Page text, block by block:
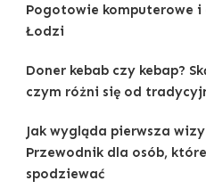
Pogotowie komputerowe i
Łodzi
Doner kebab czy kebap?
czym różni się od
Jak wygląda pierwsza
Przewodnik dla osób,
spodziewać